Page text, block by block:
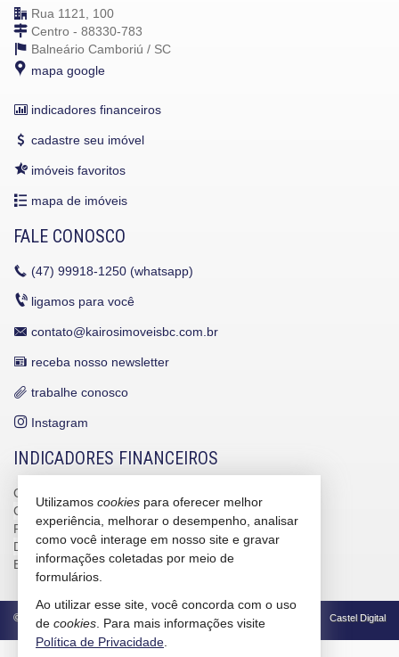
Rua 1121, 100
Centro - 88330-783
Balneário Camboriú / SC
mapa google
indicadores financeiros
cadastre seu imóvel
imóveis favoritos
mapa de imóveis
FALE CONOSCO
(47) 99918-1250 (whatsapp)
ligamos para você
contato@kairosimoveisbc.com.br
receba nosso newsletter
trabalhe conosco
Instagram
INDICADORES FINANCEIROS
CUB /
CUB /SCvariação
0,95%
Poupança
0,6738%
Dólar Comercial
R$ 5,12
Euro
R$ 5,91
© 2026 CRECI/SC 4586-J Política de Privacidade Castel Digital
Utilizamos cookies para oferecer melhor
experiência, melhorar o desempenho, analisar
como você interage em nosso site e gravar
informações coletadas por meio de
formulários.
Ao utilizar esse site, você concorda com o uso
de cookies . Para mais informações visite
Política de Privacidade